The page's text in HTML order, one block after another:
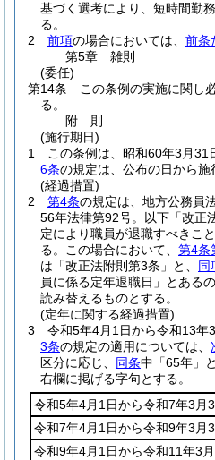
基づく選考により、短時間勤
る。
2
前項の場合においては、 前条
第5章
雑則
(委任)
第14条
この条例の実施に関し
る。
附 則
(施行期日)
1
この条例は、昭和60年3月31
6条の規定は、公布の日から施
(経過措置)
2
第4条の規定は、地方公務員
56年法律第92号。以下「改正
定により職員が退職すべきこ
る。
この場合において、 第4条
は「改正法附則第3条」と、 同
員に係る定年退職日」とある
読み替えるものとする。
(定年に関する経過措置)
3
令和5年4月1日から令和13年
3条の規定の適用については、
区分に応じ、 同条中「65年」
右欄に掲げる字句とする。
令和5年4月1日から令和7年3月
令和7年4月1日から令和9年3月
令和9年4月1日から令和11年3